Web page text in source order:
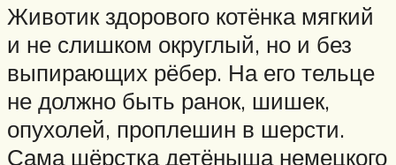
Животик здорового котёнка мягкий
и не слишком округлый, но и без
выпирающих рёбер. На его тельце
не должно быть ранок, шишек,
опухолей, проплешин в шерсти.
Сама шёрстка детёныша немецкого